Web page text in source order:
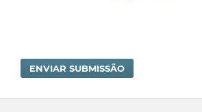
ENVIAR SUBMISSÃO